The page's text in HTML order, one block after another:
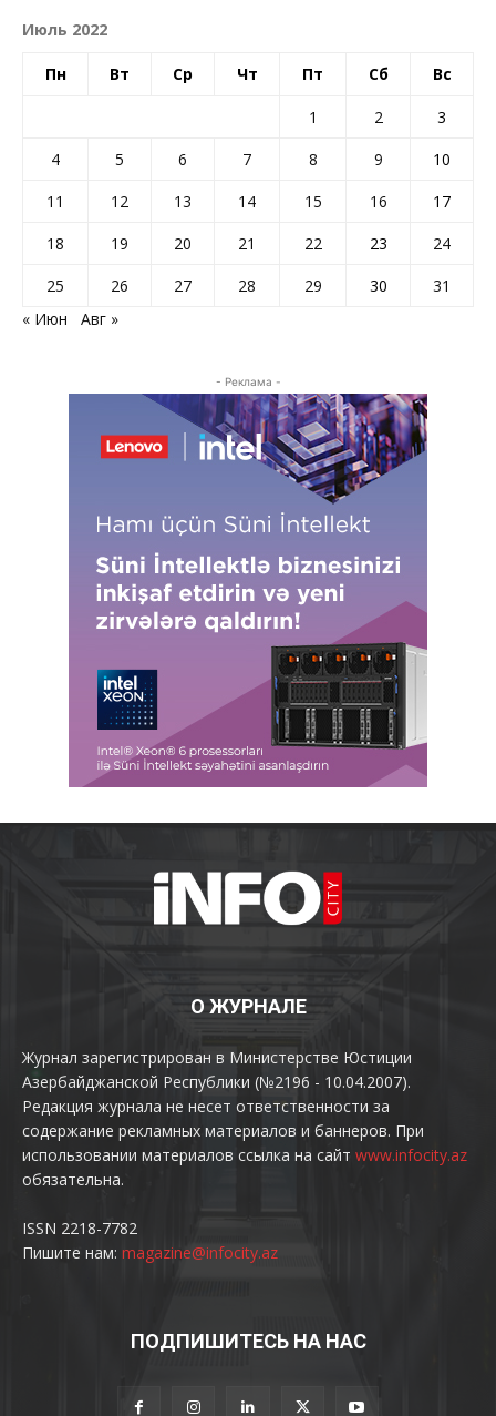
Июль 2022
Пн Вт Ср Чт Пт Сб Вс
1 2
3
4
5 6 7 8 9
10
11
12 13 14 15 16
17
18
19 20 21 22 23
24
25
26 27 28 29 30
31
« Июн
Авг »
- Реклама -
О ЖУРНАЛЕ
Журнал зарегистрирован в Министерстве Юстиции
Азербайджанской Республики (№2196 - 10.04.2007).
Редакция журнала не несет ответственности за
содержание рекламных материалов и баннеров. При
использовании материалов ссылка на сайт www.infocity.az
обязательна.
ISSN 2218-7782
Пишите нам: magazine@infocity.az
ПОДПИШИТЕСЬ НА НАС